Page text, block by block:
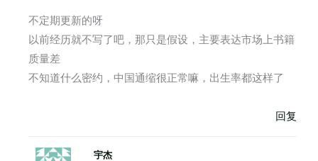
不定期更新的呀
以前经历就不写了吧，那只是假设，主要表达市场上书籍
质量差
不知道什么密约，中国通缩很正常嘛，出生率都这样了
回复
宇杰